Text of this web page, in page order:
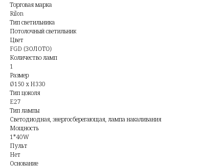
Торговая марка
Rilon
Тип светильника
Потолочный светильник
Цвет
FGD (ЗОЛОТО)
Количество ламп
1
Размер
Ø150 x H330
Тип цоколя
E27
Тип лампы
Светодиодная, энергосберегающая, лампа накаливания
Мощность
1*40W
Пульт
Нет
Основание